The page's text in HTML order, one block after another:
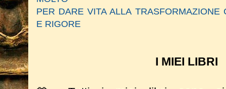
PER DARE VITA ALLA TRASFORMAZIONE
E RIGORE
I MIEI LIBRI